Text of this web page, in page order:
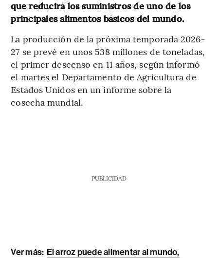
que reducirá los suministros de uno de los
principales alimentos básicos del mundo.
La producción de la próxima temporada 2026-
27 se prevé en unos 538 millones de toneladas,
el primer descenso en 11 años, según informó
el martes el Departamento de Agricultura de
Estados Unidos en un informe sobre la
cosecha mundial.
PUBLICIDAD
Ver más: El arroz puede alimentar al mundo,